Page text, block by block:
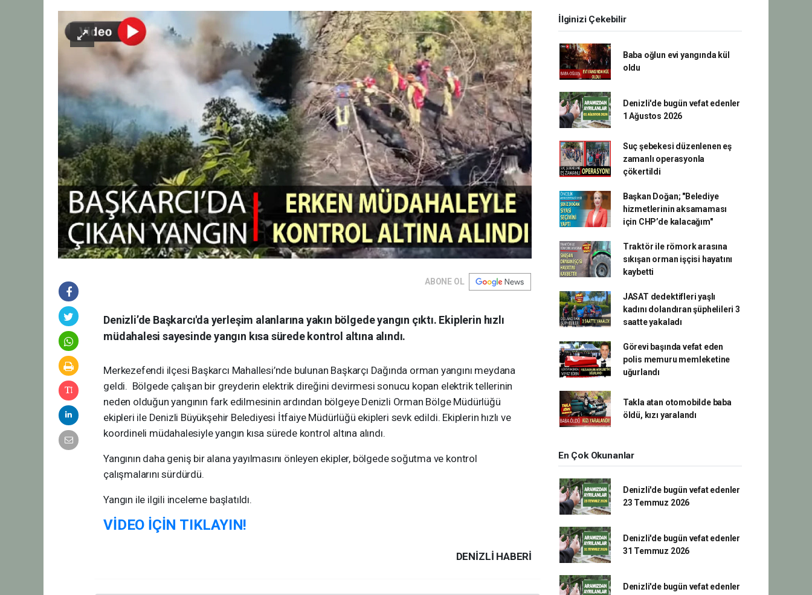
ABONE OL
Denizli’de Başkarcı'da yerleşim alanlarına yakın bölgede yangın çıktı. Ekiplerin hızlı
müdahalesi sayesinde yangın kısa sürede kontrol altına alındı.
Merkezefendi ilçesi Başkarcı Mahallesi’nde bulunan Başkarçı Dağında orman yangını meydana
geldi. Bölgede çalışan bir greyderin elektrik direğini devirmesi sonucu kopan elektrik tellerinin
neden olduğun yangının fark edilmesinin ardından bölgeye Denizli Orman Bölge Müdürlüğü
ekipleri ile Denizli Büyükşehir Belediyesi İtfaiye Müdürlüğü ekipleri sevk edildi. Ekiplerin hızlı ve
koordineli müdahalesiyle yangın kısa sürede kontrol altına alındı.
Yangının daha geniş bir alana yayılmasını önleyen ekipler, bölgede soğutma ve kontrol
çalışmalarını sürdürdü.
Yangın ile ilgili inceleme başlatıldı.
VİDEO İÇİN TIKLAYIN!
DENIZLI HABERİ
İlginizi Çekebilir
Baba oğlun evi yangında kül
oldu
Denizli'de bugün vefat edenler
1 Ağustos 2026
Suç şebekesi düzenlenen eş
zamanlı operasyonla
çökertildi
Başkan Doğan; "Belediye
hizmetlerinin aksamaması
için CHP’de kalacağım"
Traktör ile römork arasına
sıkışan orman işçisi hayatını
kaybetti
JASAT dedektifleri yaşlı
kadını dolandıran şüphelileri 3
saatte yakaladı
Görevi başında vefat eden
polis memuru memleketine
uğurlandı
Takla atan otomobilde baba
öldü, kızı yaralandı
En Çok Okunanlar
Denizli'de bugün vefat edenler
23 Temmuz 2026
Denizli'de bugün vefat edenler
31 Temmuz 2026
Denizli'de bugün vefat edenler